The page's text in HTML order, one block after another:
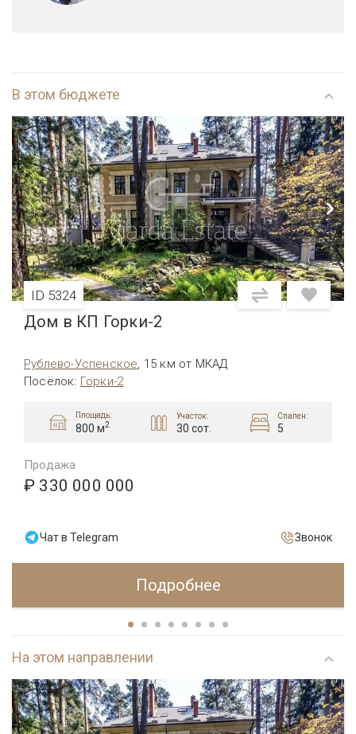
В этом бюджете
ID 5324
Дом в КП Горки-2
Рублево-Успенское, 15 км от МКАД
Посёлок: Горки-2
Площадь:
800 м2
Участок:
30 сот.
Спален:
5
Продажа
₽ 330 000 000
Чат в Telegram Звонок
Подробнее
На этом направлении